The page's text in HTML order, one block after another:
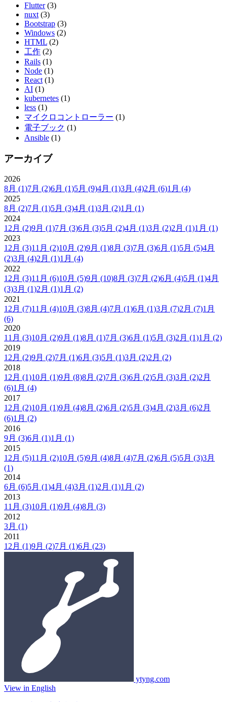
Flutter (3)
nuxt (3)
Bootstrap (3)
Windows (2)
HTML (2)
工作 (2)
Rails (1)
Node (1)
React (1)
AI (1)
kubernetes (1)
less (1)
マイクロコントローラー (1)
電子ブック (1)
Ansible (1)
アーカイブ
2026
8月 (1)7月 (2)6月 (1)5月 (9)4月 (1)3月 (4)2月 (6)1月 (4)
2025
8月 (2)7月 (1)5月 (3)4月 (1)3月 (2)1月 (1)
2024
12月 (2)9月 (1)7月 (3)6月 (3)5月 (2)4月 (1)3月 (2)2月 (1)1月 (1)
2023
12月 (3)11月 (2)10月 (2)9月 (1)8月 (3)7月 (3)6月 (1)5月 (5)4月
(2)3月 (4)2月 (1)1月 (4)
2022
12月 (3)11月 (6)10月 (5)9月 (10)8月 (3)7月 (2)6月 (4)5月 (1)4月
(3)3月 (1)2月 (1)1月 (2)
2021
12月 (7)11月 (4)10月 (3)8月 (4)7月 (1)6月 (1)3月 (7)2月 (7)1月
(6)
2020
11月 (3)10月 (2)9月 (1)8月 (1)7月 (3)6月 (1)5月 (3)2月 (1)1月 (2)
2019
12月 (2)9月 (2)7月 (1)6月 (3)5月 (1)3月 (2)2月 (2)
2018
12月 (1)10月 (1)9月 (8)8月 (2)7月 (3)6月 (2)5月 (3)3月 (2)2月
(6)1月 (4)
2017
12月 (2)10月 (1)9月 (4)8月 (2)6月 (2)5月 (3)4月 (2)3月 (6)2月
(6)1月 (2)
2016
9月 (3)6月 (1)1月 (1)
2015
12月 (5)11月 (2)10月 (5)9月 (4)8月 (4)7月 (2)6月 (5)5月 (3)3月
(1)
2014
6月 (6)5月 (1)4月 (4)3月 (1)2月 (1)1月 (2)
2013
11月 (3)10月 (1)9月 (4)8月 (3)
2012
3月 (1)
2011
12月 (1)9月 (2)7月 (1)6月 (23)
ytyng.com
View in English